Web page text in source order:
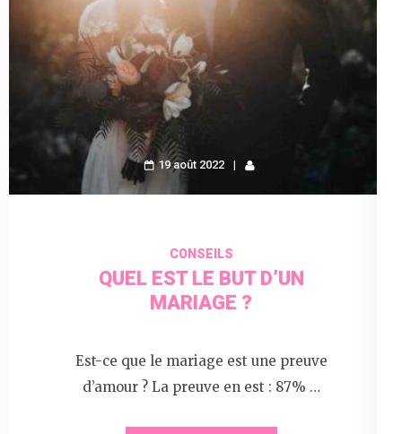
19 août 2022
CONSEILS
QUEL EST LE BUT D’UN
MARIAGE ?
Est-ce que le mariage est une preuve
d’amour ? La preuve en est : 87% …